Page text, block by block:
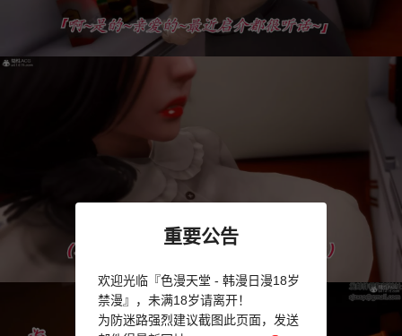
重要公告
欢迎光临『色漫天堂 - 韩漫日漫18岁
禁漫』，未满18岁请离开！
为防迷路强烈建议截图此页面，发送